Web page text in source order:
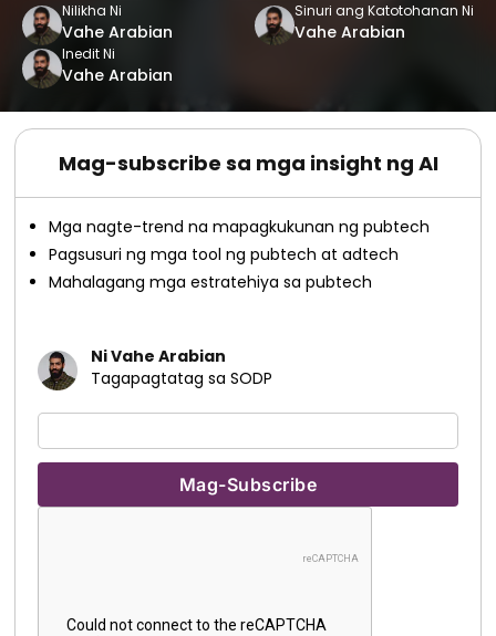
Nilikha Ni
Vahe Arabian
Sinuri ang Katotohanan Ni
Vahe Arabian
Inedit Ni
Vahe Arabian
Mag-subscribe sa mga insight ng AI
Mga nagte-trend na mapagkukunan ng pubtech
Pagsusuri ng mga tool ng pubtech at adtech
Mahalagang mga estratehiya sa pubtech
Ni Vahe Arabian
Tagapagtatag sa SODP